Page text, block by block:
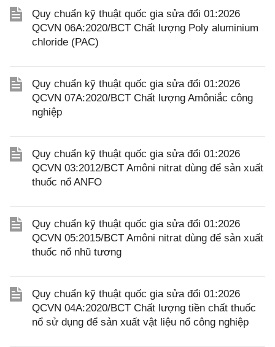
Quy chuẩn kỹ thuật quốc gia sửa đổi 01:2026
QCVN 06A:2020/BCT Chất lượng Poly aluminium
chloride (PAC)
Quy chuẩn kỹ thuật quốc gia sửa đổi 01:2026
QCVN 07A:2020/BCT Chất lượng Amôniắc công
nghiệp
Quy chuẩn kỹ thuật quốc gia sửa đổi 01:2026
QCVN 03:2012/BCT Amôni nitrat dùng để sản xuất
thuốc nổ ANFO
Quy chuẩn kỹ thuật quốc gia sửa đổi 01:2026
QCVN 05:2015/BCT Amôni nitrat dùng để sản xuất
thuốc nổ nhũ tương
Quy chuẩn kỹ thuật quốc gia sửa đổi 01:2026
QCVN 04A:2020/BCT Chất lượng tiền chất thuốc
nổ sử dụng để sản xuất vật liệu nổ công nghiệp